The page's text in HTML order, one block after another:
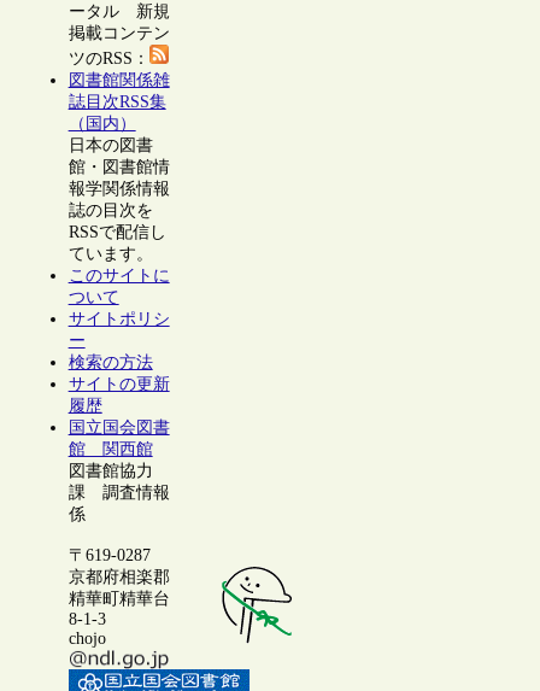
ータル 新規
掲載コンテン
ツのRSS：
図書館関係雑
誌目次RSS集
（国内）
日本の図書
館・図書館情
報学関係情報
誌の目次を
RSSで配信し
ています。
このサイトに
ついて
サイトポリシ
ー
検索の方法
サイトの更新
履歴
国立国会図書
館 関西館
図書館協力
課 調査情報
係
〒619-0287
京都府相楽郡
精華町精華台
8-1-3
chojo